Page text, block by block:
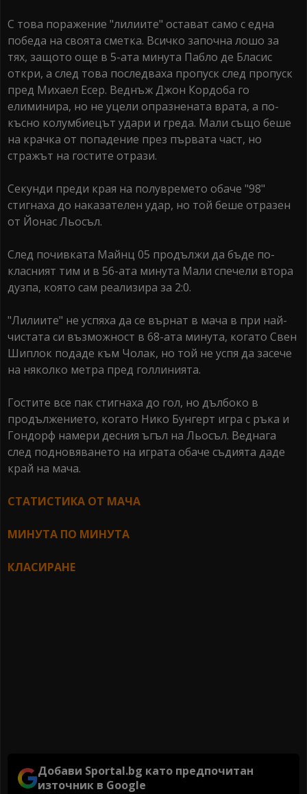
С това поражение "лилиите" остават само с една
победа на своята сметка. Всичко започна лошо за
тях, защото още в 5-ата минута Пабло де Бласис
откри, а след това последваха пропуск след пропуск
пред Михаел Есер. Веднъж Джон Кордоба го
елиминира, но не уцели опразнената врата, а по-
късно колумбиецът удари и греда. Мали също беше
на крачка от попадение през първата част, но
стражът на гостите отрази.
Секунди преди края на полувремето обаче "98"
стигнаха до наказателен удар, но той беше отразен
от Йонас Льосъл.
След почивката Майнц 05 продължи да бъде по-
класният тим и в 56-ата минута Мали спечели втора
дузпа, която сам реализира за 2:0.
"Лилиите" не успяха да се върнат в мача в при най-
чистата си възможност в 68-ата минута, когато Свен
Шиплок подаде към Чолак, но той не успя да засече
на няколко метра пред голлинията.
Гостите все пак стигнаха до гол, но дълбоко в
продължението, когато Нико Бунгерт игра с ръка и
Гондорф намери десния ъгъл на Льосъл. Веднага
след подновяването на играта обаче съдията даде
край на мача.
СТАТИСТИКА ОТ МАЧА
МИНУТА ПО МИНУТА
КЛАСИРАНЕ
Добави Sportal.bg като предпочитан
източник в Google